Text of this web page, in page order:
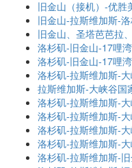
旧金山（接机）-优胜
旧金山-拉斯维加斯-
旧金山、圣塔芭芭拉
洛杉矶-旧金山-17哩
洛杉矶-旧金山-17哩
洛杉矶-拉斯维加斯-
拉斯维加斯-大峡谷国
洛杉矶-拉斯维加斯-
洛杉矶-拉斯维加斯-
洛杉矶-拉斯维加斯-
洛杉矶-拉斯维加斯-
洛杉矶-拉斯维加斯-